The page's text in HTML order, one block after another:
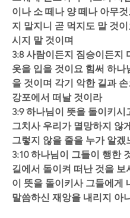
이나 소 떼나 양 떼나 아무것
지 말지니 곧 먹지도 말 것
시지 말 것이며
3:8 사람이든지 짐승이든지
옷을 입을 것이요 힘써 하나
을 것이며 각기 악한 길과
강포에서 떠날 것이라
3:9 하나님이 뜻을 돌이키시
그치사 우리가 멸망하지 않
그렇지 않을 줄을 누가 알겠
3:10 하나님이 그들이 행한
길에서 돌이켜 떠난 것을 보
이 뜻을 돌이키사 그들에게
말씀하신 재앙을 내리지 아